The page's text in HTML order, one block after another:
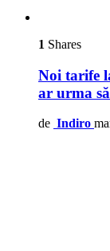
1 Shares
Noi tarife
ar urma
de Indiro